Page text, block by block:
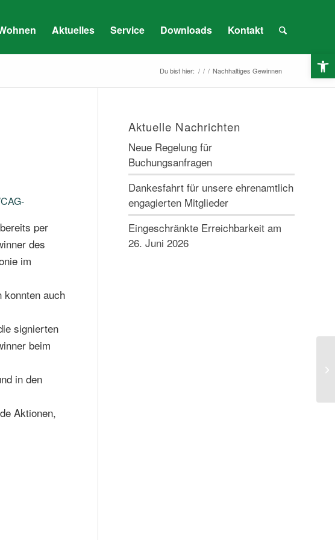
Aktuelles Service Downloads Kontakt
Du bist hier: / / / Nachhaltiges Gewinnen
per
des
im
konnten auch
signierten
beim
in den
Aktionen,
Aktuelle Nachrichten
Neue Regelung für
Buchungsanfragen
Dankesfahrt für unsere ehrenamtlich
engagierten Mitglieder
Eingeschränkte Erreichbarkeit am
26. Juni 2026